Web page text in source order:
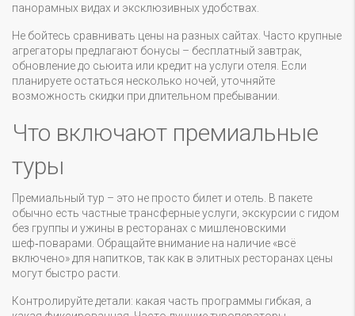
панорамных видах и эксклюзивных удобствах.
Не бойтесь сравнивать цены на разных сайтах. Часто крупные
агрегаторы предлагают бонусы – бесплатный завтрак,
обновление до сьюита или кредит на услуги отеля. Если
планируете остаться несколько ночей, уточняйте
возможность скидки при длительном пребывании.
Что включают премиальные
туры
Премиальный тур – это не просто билет и отель. В пакете
обычно есть частные трансферные услуги, экскурсии с гидом
без группы и ужины в ресторанах с мишленовскими
шеф‑поварами. Обращайте внимание на наличие «всё
включено» для напитков, так как в элитных ресторанах цены
могут быстро расти.
Контролируйте детали: какая часть программы гибкая, а